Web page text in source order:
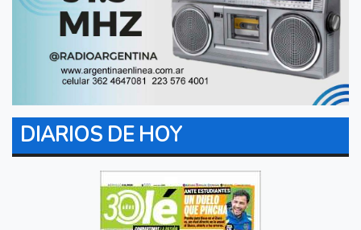
DIARIOS DE HOY